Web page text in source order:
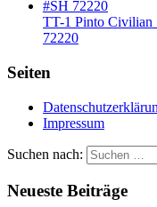
TT-1 Pinto Civilian
72220
Seiten
Impressum
Suchen nach:
Neueste Beiträge